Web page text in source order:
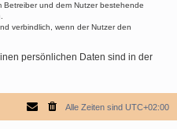
Betreiber und dem Nutzer bestehende
verbindlich, wenn der Nutzer den
persönlichen Daten sind in der
Alle Zeiten sind UTC+02:00